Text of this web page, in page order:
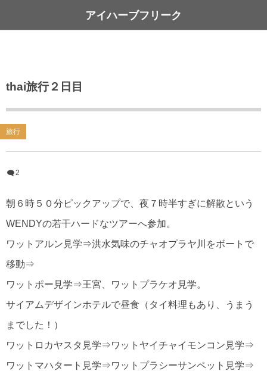
アイハーブフリーク
thai旅行２日目
旅行
2
朝６時５０分ピックアップで、夜７時半すぎに解散という
WENDYの若干ハードなツアーへ参加。
ワットアルン見学⇒洪水気味のチャオプラヤ川をボートで
移動⇒
ワットポー見学⇒王宮、ワットプラケオ見学。
サイアムデザインホテルで昼食（タイ料理もあり、うまう
までした！）
ワットロカヤスタ見学⇒ワットヤイチャイモンコン見学⇒
ワットマハタート見学⇒ワットプラシーサンペット見学⇒